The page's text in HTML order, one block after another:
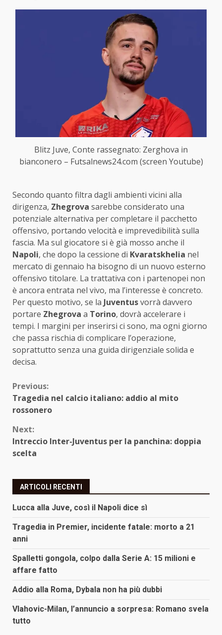
Blitz Juve, Conte rassegnato: Zerghova in
bianconero – Futsalnews24.com (screen Youtube)
Secondo quanto filtra dagli ambienti vicini alla
dirigenza, Zhegrova sarebbe considerato una
potenziale alternativa per completare il pacchetto
offensivo, portando velocità e imprevedibilità sulla
fascia. Ma sul giocatore si è già mosso anche il
Napoli, che dopo la cessione di Kvaratskhelia nel
mercato di gennaio ha bisogno di un nuovo esterno
offensivo titolare. La trattativa con i partenopei non
è ancora entrata nel vivo, ma l’interesse è concreto.
Per questo motivo, se la Juventusvorrà davvero
portare Zhegrova a Torino, dovrà accelerare i
tempi. I margini per inserirsi ci sono, ma ogni giorno
che passa rischia di complicare l’operazione,
soprattutto senza una guida dirigenziale solida e
decisa.
Continue
Reading
Previous:
Tragedia nel calcio italiano: addio al mito
rossonero
Next:
Intreccio Inter-Juventus per la panchina: doppia
scelta
ARTICOLI RECENTI
Lucca alla Juve, così il Napoli dice sì
Tragedia in Premier, incidente fatale: morto a 21
anni
Spalletti gongola, colpo dalla Serie A: 15 milioni e
affare fatto
Addio alla Roma, Dybala non ha più dubbi
Vlahovic-Milan, l’annuncio a sorpresa: Romano svela
tutto